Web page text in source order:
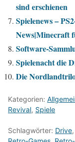
sind erschienen
Spielenews –
News|Minecraft
Software-
Spielenacht die
Die
Kategorien:
Revival, Spiele
Schlagwörter: Drive,